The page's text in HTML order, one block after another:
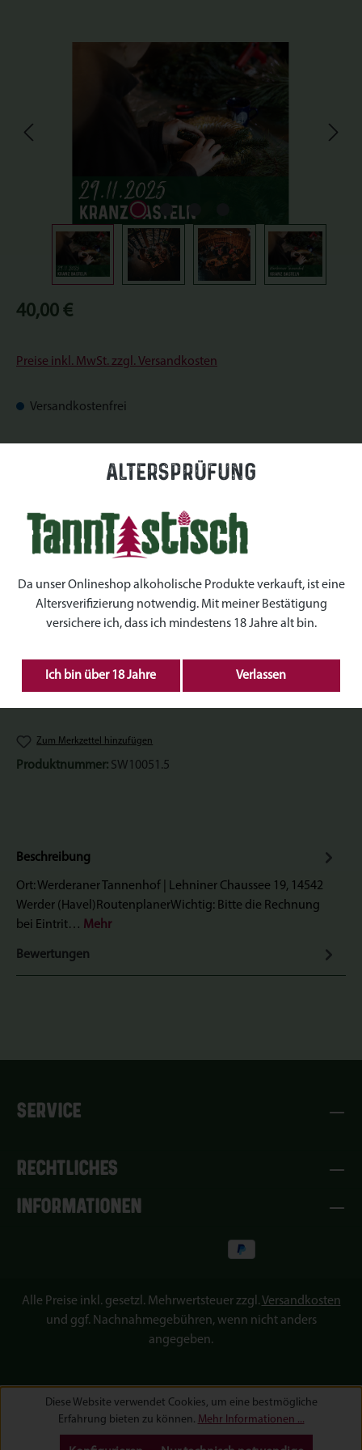
Regulärer Preis:
40,00 €
Preise inkl. MwSt. zzgl. Versandkosten
Versandkostenfrei
Uhrzeitenauswählen
auswählen
Produkt Anzahl: Gib den gewünschten Wert
IN DEN WARENKORB
Zum Merkzettel hinzufügen
Produktnummer: SW10051.5
Beschreibung
Ort: Werderaner Tannenhof | Lehniner Chaussee 19, 14542
Werder (Havel)RoutenplanerWichtig: Bitte die Rechnung
bei Eintrit… Mehr
Bewertungen
SERVICE
RECHTLICHES
INFORMATIONEN
Alle Preise inkl. gesetzl. Mehrwertsteuer zzgl. Versandkosten
und ggf. Nachnahmegebühren, wenn nicht anders
angegeben.
Diese Website verwendet Cookies, um eine bestmögliche
Erfahrung bieten zu können. Mehr Informationen ...
Altersprüfung
Da unser Onlineshop alkoholische Produkte verkauft, ist eine
Altersverifizierung notwendig. Mit meiner Bestätigung
versichere ich, dass ich mindestens 18 Jahre alt bin.
Ich bin über 18 Jahre Verlassen